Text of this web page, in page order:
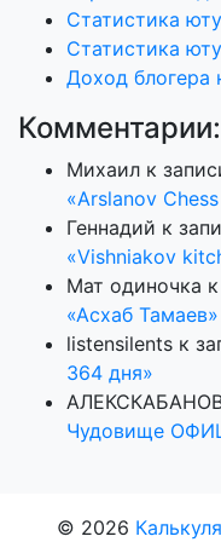
Статистика
Статистика
Доход
Комментарии:
Михаил к
«Arslanov
Геннадий к
«Vishniakov
Мат одиночка
«Асхаб Тамаев»
listensilents к
364 дня»
Чудовище
© 2026